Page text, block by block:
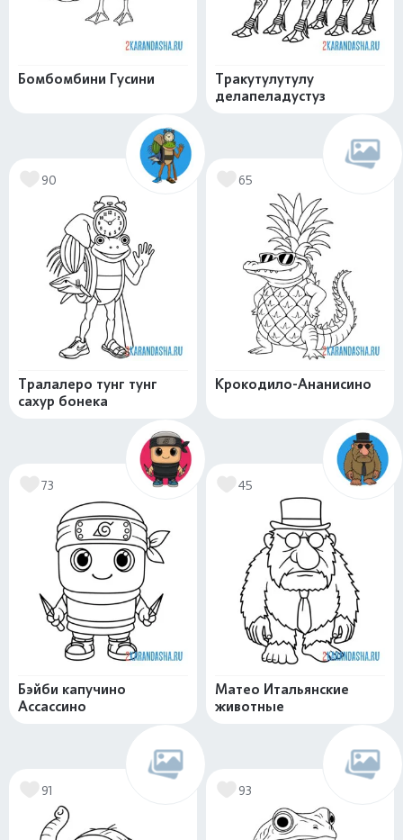
Бомбомбини Гусини
Тракутулутулу
делапеладустуз
90
Тралалеро тунг тунг
сахур бонека
65
Крокодило-Ананисино
73
Бэйби капучино
Ассассино
45
Матео Итальянские
животные
91 93